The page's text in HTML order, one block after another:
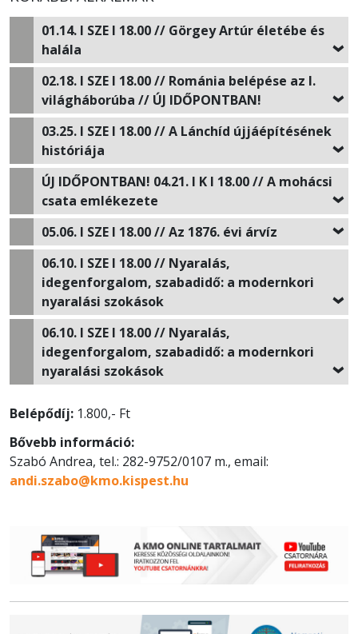
01.14. I SZE I 18.00 // Görgey Artúr életébe és
halála
02.18. I SZE I 18.00 // Románia belépése az I.
világháborúba // ÚJ IDŐPONTBAN!
03.25. I SZE I 18.00 //A Lánchíd újjáépítésének
históriája
ÚJ IDŐPONTBAN! 04.21. I K I 18.00 //A mohácsi
csata emlékezete
05.06. I SZE I 18.00 //Az 1876. évi árvíz
06.10. I SZE I 18.00 // Nyaralás,
idegenforgalom, szabadidő: a modernkori
nyaralási szokások
06.10. I SZE I 18.00 // Nyaralás,
idegenforgalom, szabadidő: a modernkori
nyaralási szokások
Belépődíj: 1.800,- Ft
Bővebb információ:
Szabó Andrea, tel.: 282-9752/0107 m., email:
andi.szabo@kmo.kispest.hu